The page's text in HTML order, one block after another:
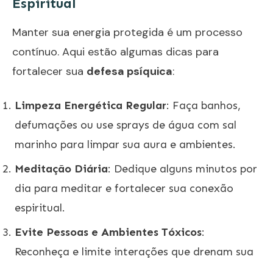
Manter sua energia protegida é um processo
contínuo. Aqui estão algumas dicas para
fortalecer sua defesa psíquica:
Limpeza Energética Regular: Faça banhos,
defumações ou use sprays de água com sal
marinho para limpar sua aura e ambientes.
Meditação Diária: Dedique alguns minutos por
dia para meditar e fortalecer sua conexão
espiritual.
Evite Pessoas e Ambientes Tóxicos:
Reconheça e limite interações que drenam sua